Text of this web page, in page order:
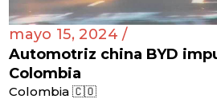
mayo 15, 2024 /
Automotriz china BYD
Colombia
Colombia 🇨🇴